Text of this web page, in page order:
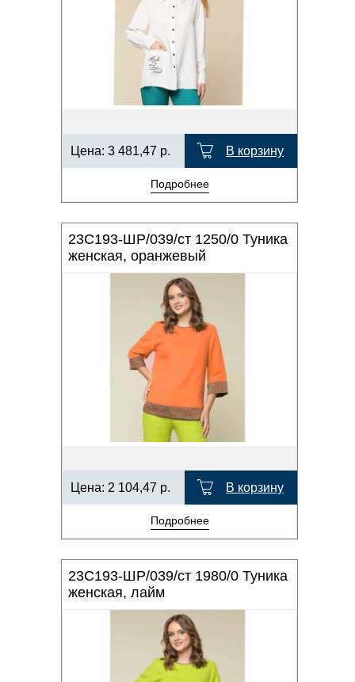
Цена: 3 481,47 р. В корзину
Подробнее
23С193-ШР/039/ст 1250/0 Туника
женская, оранжевый
Цена: 2 104,47 р. В корзину
Подробнее
23С193-ШР/039/ст 1980/0 Туника
женская, лайм